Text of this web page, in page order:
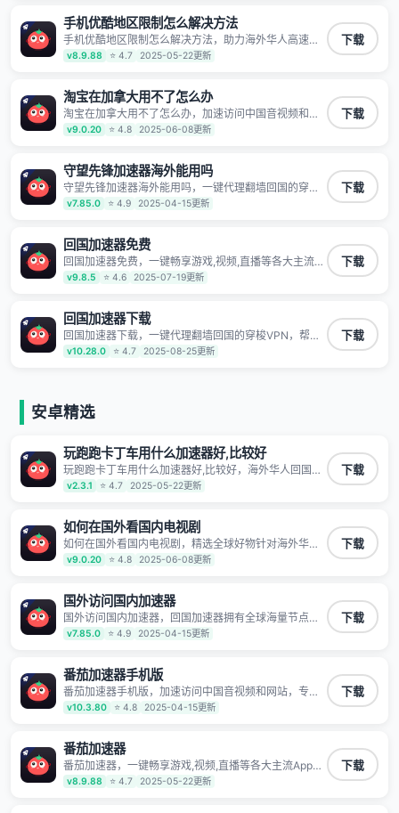
不泄露 阻止第三方对数据进行窃取和监听
手机优酷地区限制怎么解决方法
手机优酷地区限制怎么解决方法，助力海外华人高速访
问国内网络，快速开启国内各直播平台,解决国内视频、
音乐卡顿问题；更能加速海量国服游戏，超低延迟稳定
v8.9.88 ⭐ 4.7 2025-05-22更新
下载
淘宝在加拿大用不了怎么办
淘宝在加拿大用不了怎么办，加速访问中国音视频和网
站，专业回国加速器，帮你加速访问优酷、bilibili、腾讯
视频、爱奇艺等，加速国服游戏，例如原神、阴阳师、
示录、明日方舟、战双帕弥什、sky光·遇、另一个伊甸
园等国内各种服务,回国加速器致力于帮助海外华人和留
学生、港澳台地区用户提供最好的回国游戏和音乐视频
加速服务，可以在海外或港澳台地区流畅加速国服游戏
速专线。能加速访问优酷、爱奇艺、腾讯视频、B站、芒
果TV、西瓜视频、QQ音乐、网易云音乐、酷狗音乐、
YY等主流网站应用解除限制，带你穿梭加速回国。目前
已有上百万用户，用户整体好评95%以上，一对一在线
客服支持，保障你的使用体验。
v9.0.20 ⭐ 4.8 2025-06-08更新
下载
守望先锋加速器海外能用吗
守望先锋加速器海外能用吗，一键代理翻墙回国的穿梭
VPN，帮助海外华人留学生及港澳台地区用户破除地区
版权限制问题，一键降低游戏延迟，加速访问中国网
v7.85.0 ⭐ 4.9 2025-04-15更新
下载
回国加速器免费
回国加速器免费，一键畅享游戏,视频,直播等各大主流
App应用,视频加载极速不卡顿。人在海外听歌,玩国服游
戏 简单易用。
v9.8.5 ⭐ 4.6 2025-07-19更新
下载
回国加速器下载
回国加速器下载，一键代理翻墙回国的穿梭VPN，帮助
海外华人留学生及港澳台地区用户破除地区版权限制问
题，一键降低游戏延迟，加速访问中国网站、游戏及应
v10.28.0 ⭐ 4.7 2025-08-25更新
下载
安卓精选
玩跑跑卡丁车用什么加速器好,比较好
玩跑跑卡丁车用什么加速器好,比较好，海外华人回国加
速器,为境外华人解决海外怎么听歌?海外怎么看剧?海外
怎么玩游戏不卡等境外难题,全球回国稳定国内节点,专
v2.3.1 ⭐ 4.7 2025-05-22更新
下载
如何在国外看国内电视剧
如何在国外看国内电视剧，精选全球好物针对海外华
人、留学生和海外出差用户打造的一款高质量专属回国
加速器,只要身处海外即可一键加速畅享国内网络:追剧听
等多场景的应用及网络加速
v9.0.20 ⭐ 4.8 2025-06-08更新
下载
国外访问国内加速器
国外访问国内加速器，回国加速器拥有全球海量节点覆
盖，运营商专线不卡顿超稳定，专为海外华人和留学生
打造，帮助海外华人免除地域限制，随时高速稳定低延
v7.85.0 ⭐ 4.9 2025-04-15更新
下载
番茄加速器手机版
番茄加速器手机版，加速访问中国音视频和网站，专业
回国加速器，帮你加速访问优酷、bilibili、腾讯视频、爱
奇艺等，加速国服游戏，例如原神、阴阳师、和平精
明日方舟、战双帕弥什、sky光·遇、另一个伊甸园等国
内各种服务,回国加速器致力于帮助海外华人和留学生、
港澳台地区用户提供最好的回国游戏和音乐视频加速服
务，可以在海外或港澳台地区流畅加速国服游戏和音视
v10.3.80 ⭐ 4.8 2025-04-15更新
下载
番茄加速器
番茄加速器，一键畅享游戏,视频,直播等各大主流App应
用,视频加载极速不卡顿。人在海外听歌,玩国服游戏 简
单易用。
v8.9.88 ⭐ 4.7 2025-05-22更新
下载